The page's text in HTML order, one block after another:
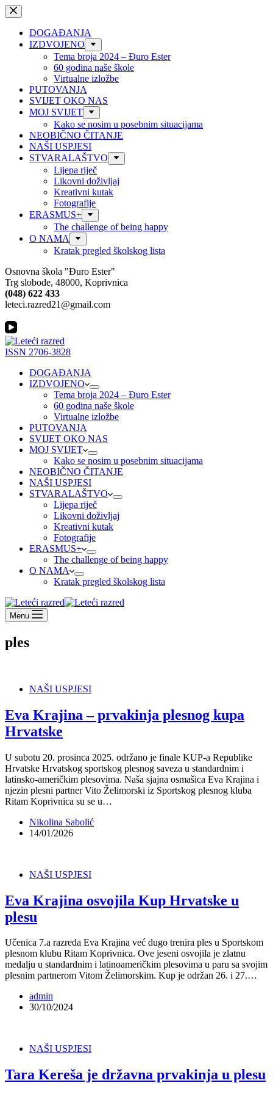
Preskoči
na
sadržajDOGAĐANJA
IZDVOJENO
Tema broja 2024 – Đuro Ester
60 godina naše škole
Virtualne izložbe
PUTOVANJA
SVIJET OKO NAS
MOJ SVIJET
Kako se nosim u posebnim situacijama
NEOBIČNO ČITANJE
NAŠI USPJESI
STVARALAŠTVO
Lijepa riječ
Likovni doživljaj
Kreativni kutak
Fotografije
ERASMUS+
The challenge of being happy
O NAMA
Kratak pregled školskog lista
Osnovna škola "Đuro Ester"
Trg slobode, 48000, Koprivnica
(048) 622 433
leteci.razred21@gmail.com
ISSN 2706-3828
DOGAĐANJA
IZDVOJENO
Tema broja 2024 – Đuro Ester
60 godina naše škole
Virtualne izložbe
PUTOVANJA
SVIJET OKO NAS
MOJ SVIJET
Kako se nosim u posebnim situacijama
NEOBIČNO ČITANJE
NAŠI USPJESI
STVARALAŠTVO
Lijepa riječ
Likovni doživljaj
Kreativni kutak
Fotografije
ERASMUS+
The challenge of being happy
O NAMA
Kratak pregled školskog lista
Menu
ples
NAŠI USPJESI
Eva Krajina – prvakinja plesnog kupa
Hrvatske
U subotu 20. prosinca 2025. održano je finale KUP-a Republike
Hrvatske Hrvatskog sportskog plesnog saveza u standardnim i
latinsko-američkim plesovima. Naša sjajna osmašica Eva Krajina i
njezin plesni partner Vito Želimorski iz Sportskog plesnog kluba
Ritam Koprivnica su se u…
Nikolina Sabolić
14/01/2026
NAŠI USPJESI
Eva Krajina osvojila Kup Hrvatske u
plesu
Učenica 7.a razreda Eva Krajina već dugo trenira ples u Sportskom
plesnom klubu Ritam Koprivnica. Ove jeseni osvojila je zlatnu
medalju u standardnim i latinoameričkim plesovima u paru sa svojim
plesnim partnerom Vitom Želimorskim. Kup je održan 26. i 27.…
admin
30/10/2024
NAŠI USPJESI
Tara Kereša je državna prvakinja u plesu